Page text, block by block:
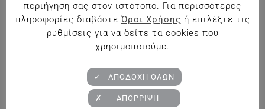
Κτήμα Παπαργυρίου The Rare Zakynthino
περιήγηση σας στον ιστότοπο. Για περισσότερες
πληροφορίες διαβάστε Όροι Χρήσης ή επιλέξτε τις
ρυθμίσεις για να δείτε τα cookies που
χρησιμοποιούμε.
✓ ΑΠΟΔΟΧΗ ΟΛΩΝ
✗ ΑΠΟΡΡΙΨΗ